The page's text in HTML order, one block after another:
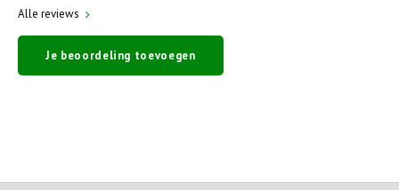
Alle reviews
Je beoordeling toevoegen